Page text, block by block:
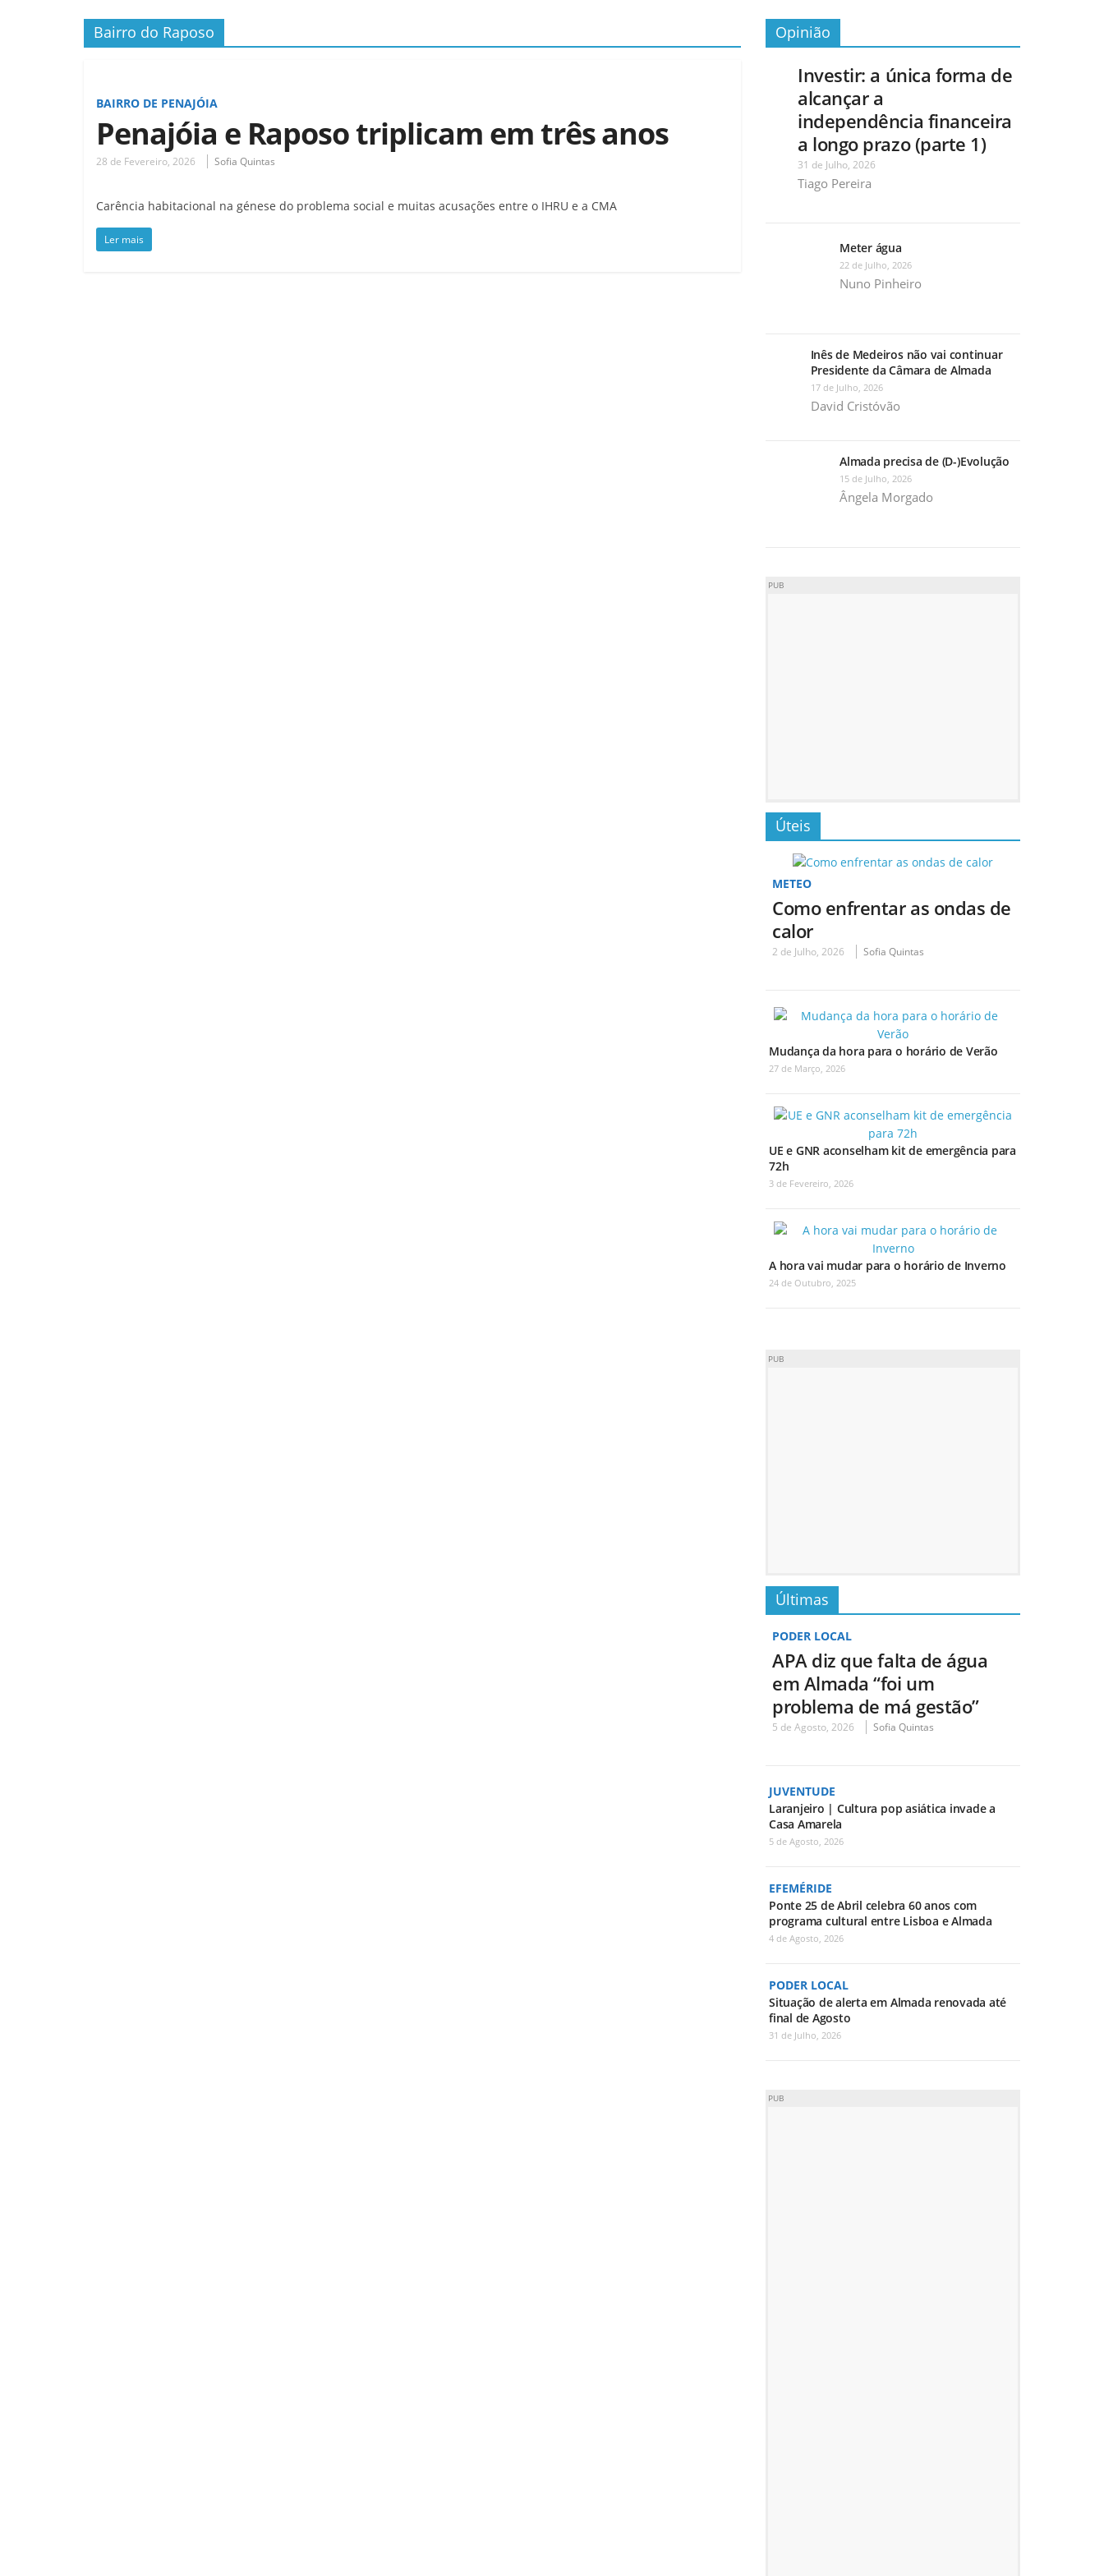
Bairro do Raposo
BAIRRO DE PENAJÓIA
Penajóia e Raposo triplicam em três anos
28 de Fevereiro, 2026 Sofia Quintas
Carência habitacional na génese do problema social e muitas acusações entre o IHRU e a CMA
Ler mais
Opinião
Investir: a única forma de
alcançar a
independência financeira
a longo prazo (parte 1)
31 de Julho, 2026
Tiago Pereira
Meter água
22 de Julho, 2026
Nuno Pinheiro
Inês de Medeiros não vai continuar
Presidente da Câmara de Almada
17 de Julho, 2026
David Cristóvão
Almada precisa de (D-)Evolução
15 de Julho, 2026
Ângela Morgado
PUB
Úteis
METEO
Como enfrentar as ondas de
calor
2 de Julho, 2026 Sofia Quintas
Mudança da hora para o horário de Verão
27 de Março, 2026
UE e GNR aconselham kit de emergência para
72h
3 de Fevereiro, 2026
A hora vai mudar para o horário de Inverno
24 de Outubro, 2025
PUB
Últimas
PODER LOCAL
APA diz que falta de água
em Almada “foi um
problema de má gestão”
5 de Agosto, 2026 Sofia Quintas
JUVENTUDE
Laranjeiro | Cultura pop asiática invade a
Casa Amarela
5 de Agosto, 2026
EFEMÉRIDE
Ponte 25 de Abril celebra 60 anos com
programa cultural entre Lisboa e Almada
4 de Agosto, 2026
PODER LOCAL
Situação de alerta em Almada renovada até
final de Agosto
31 de Julho, 2026
PUB